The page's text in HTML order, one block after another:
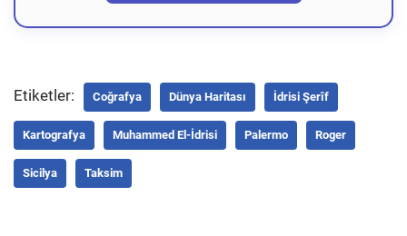
Etiketler: Coğrafya Dünya Haritası İdrisi Şerîf
Kartografya Muhammed El-İdrisi Palermo Roger
Sicilya Taksim